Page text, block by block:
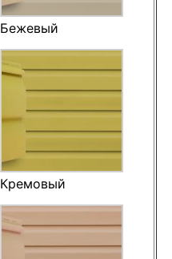
Бежевый
Кремовый